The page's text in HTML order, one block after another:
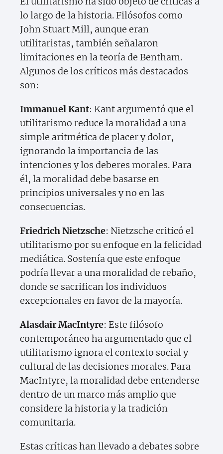
lo largo de la historia. Filósofos como
John Stuart Mill, aunque eran
utilitaristas, también señalaron
limitaciones en la teoría de Bentham.
Algunos de los críticos más destacados
son:
Immanuel Kant: Kant argumentó que el
utilitarismo reduce la moralidad a una
simple aritmética de placer y dolor,
ignorando la importancia de las
intenciones y los deberes morales. Para
él, la moralidad debe basarse en
principios universales y no en las
consecuencias.
Friedrich Nietzsche: Nietzsche criticó el
utilitarismo por su enfoque en la felicidad
mediática. Sostenía que este enfoque
podría llevar a una moralidad de rebaño,
donde se sacrifican los individuos
excepcionales en favor de la mayoría.
Alasdair MacIntyre: Este filósofo
contemporáneo ha argumentado que el
utilitarismo ignora el contexto social y
cultural de las decisiones morales. Para
MacIntyre, la moralidad debe entenderse
dentro de un marco más amplio que
considere la historia y la tradición
comunitaria.
Estas críticas han llevado a debates sobre